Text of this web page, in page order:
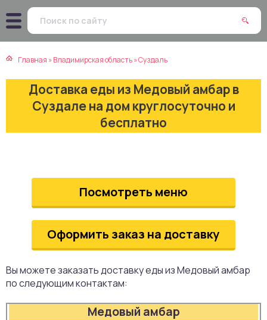
Главная »Владимирская область»Суздаль
Доставка еды из Медовый амбар в
Суздале на дом круглосуточно и
бесплатно
Посмотреть меню
Оформить заказ на доставку
Вы можете заказать доставку еды из Медовый амбар
по следующим контактам:
Медовый амбар
кухня
кухня
кухня